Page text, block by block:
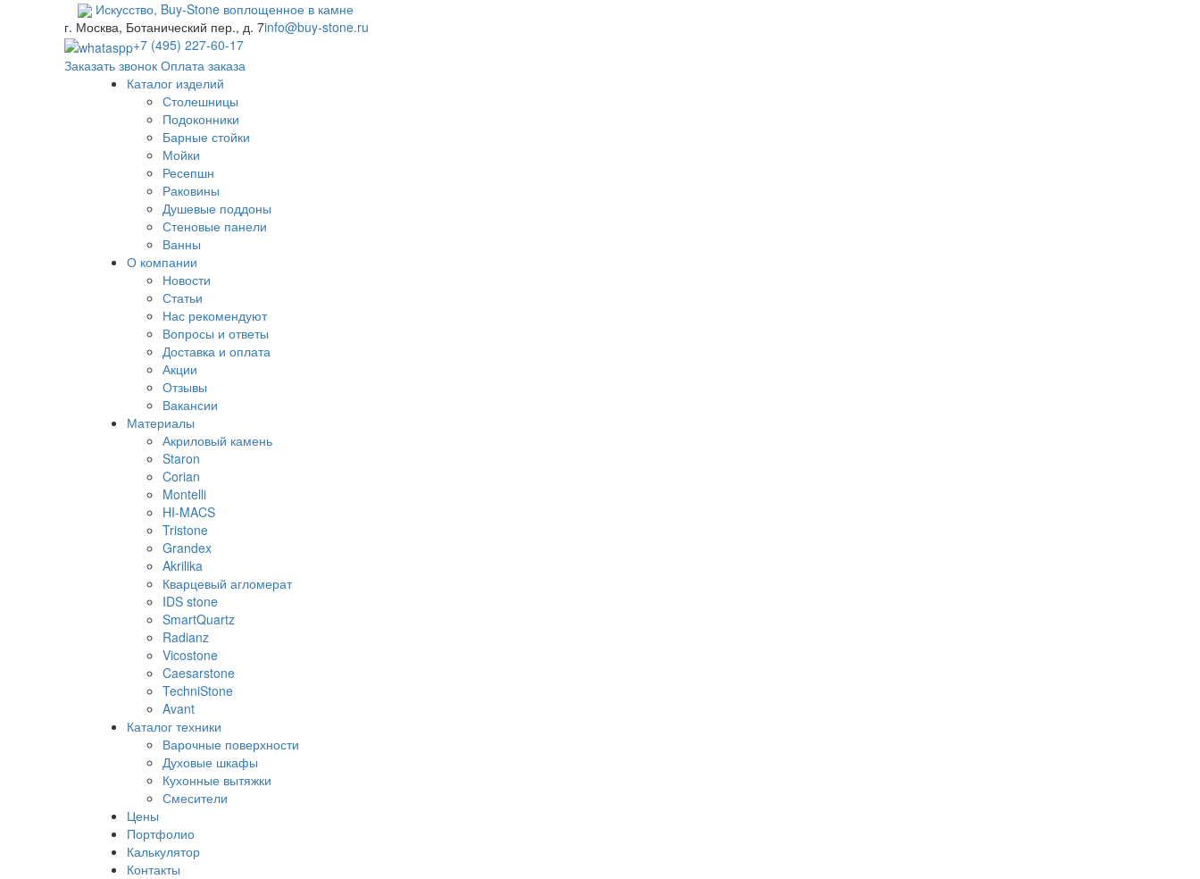
Искусство, Buy-Stone воплощенное в камне
г. Москва, Ботанический пер., д. 7info@buy-stone.ru
+7 (495) 227-60-17
Заказать звонок Оплата заказа
Каталог изделий
Столешницы
Подоконники
Барные стойки
Мойки
Ресепшн
Раковины
Душевые поддоны
Стеновые панели
Ванны
О компании
Новости
Статьи
Нас рекомендуют
Вопросы и ответы
Доставка и оплата
Акции
Отзывы
Вакансии
Материалы
Акриловый камень
Staron
Corian
Montelli
HI-MACS
Tristone
Grandex
Akrilika
Кварцевый агломерат
IDS stone
SmartQuartz
Radianz
Vicostone
Caesarstone
TechniStone
Avant
Каталог техники
Варочные поверхности
Духовые шкафы
Кухонные вытяжки
Смесители
Цены
Портфолио
Калькулятор
Контакты